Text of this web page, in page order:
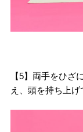
【5】両手をひざ
え、頭を持ち上